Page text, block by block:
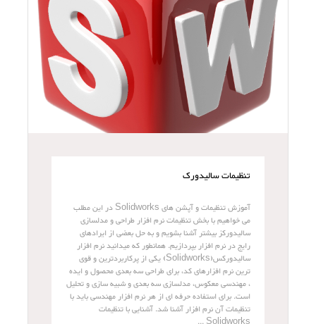
تنظیمات سالیدورک
آموزش تنظیمات و آپشن های Solidworks در این مطلب
می خواهیم با بخش تنظیمات نرم افزار طراحی و مدلسازی
سالیدورکز بیشتر آشنا بشویم و به حل بعضی از ایرادهای
رایج در نرم افزار بپردازیم. همانطور که میدانید نرم افزار
سالیدورکس(Solidworks) یکی از پرکاربردترین و قوی
ترین نرم افزارهای کد، برای طراحی سه بعدی محصول و ایده
، مهندسی معکوس، مدلسازی سه بعدی و شبیه سازی و تحلیل
است. برای استفاده حرفه ای از هر نرم افزار مهندسی باید با
تنظیمات آن نرم افزار آشنا شد. آشنایی با تنظیمات